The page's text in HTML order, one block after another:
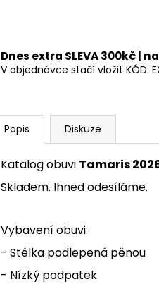
Dnes extra SLEVA 300kč | na
V objednávce stačí vložit KÓD:
Popis Diskuze
Katalog obuvi Tamaris
Skladem. Ihned odesíláme.
Vybavení obuvi:
- Stélka podlepená pěnou
- Nízký podpatek